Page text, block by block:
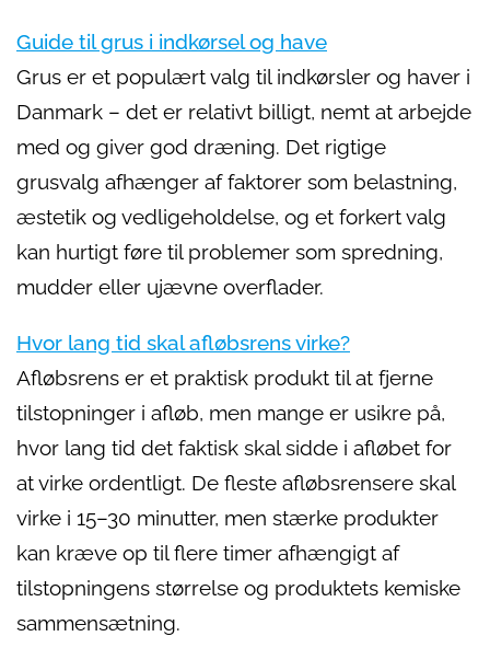
Guide til grus i indkørsel og have
Grus er et populært valg til indkørsler og haver i
Danmark – det er relativt billigt, nemt at arbejde
med og giver god dræning. Det rigtige
grusvalg afhænger af faktorer som belastning,
æstetik og vedligeholdelse, og et forkert valg
kan hurtigt føre til problemer som spredning,
mudder eller ujævne overflader.
Hvor lang tid skal afløbsrens virke?
Afløbsrens er et praktisk produkt til at fjerne
tilstopninger i afløb, men mange er usikre på,
hvor lang tid det faktisk skal sidde i afløbet for
at virke ordentligt. De fleste afløbsrensere skal
virke i 15–30 minutter, men stærke produkter
kan kræve op til flere timer afhængigt af
tilstopningens størrelse og produktets kemiske
sammensætning.